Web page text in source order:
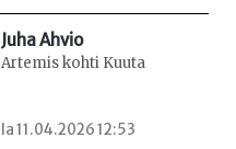
Juha Ahvio
Artemis kohti Kuuta
la 11.04.2026 12:53